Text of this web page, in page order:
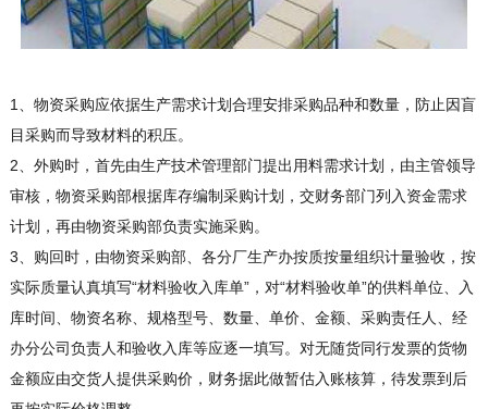
1、物资采购应依据生产需求计划合理安排采购品种和数量，防止因盲
目采购而导致材料的积压。
2、外购时，首先由生产技术管理部门提出用料需求计划，由主管领导
审核，物资采购部根据库存编制采购计划，交财务部门列入资金需求
计划，再由物资采购部负责实施采购。
3、购回时，由物资采购部、各分厂生产办按质按量组织计量验收，按
实际质量认真填写“材料验收入库单”，对“材料验收单”的供料单位、入
库时间、物资名称、规格型号、数量、单价、金额、采购责任人、经
办分公司负责人和验收入库等应逐一填写。对无随货同行发票的货物
金额应由交货人提供采购价，财务据此做暂估入账核算，待发票到后